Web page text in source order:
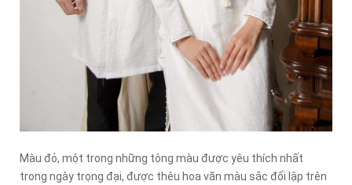
Màu đỏ, một trong những tông màu được yêu thích nhất
trong ngày trọng đại, được thêu hoa văn màu sắc đối lập trên